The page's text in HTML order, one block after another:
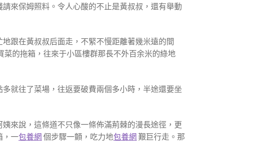
來保姆照料。令人心酸的不止是黃叔叔，還有舉動
跟在黃叔叔后面走，不緊不慢距離著幾米遠的間
的拖箱，往來于小區樓群那長不外百余米的綠地
就往了菜場，往返要破費兩個多小時，半途還要坐
來說，這條道不只像一條佈滿荊棘的漫長途徑，更
，一包養網 個步驟一顫，吃力地包養網 艱巨行走。那